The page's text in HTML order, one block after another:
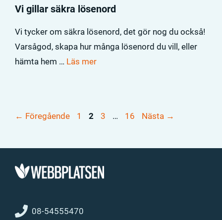
Vi gillar säkra lösenord
Vi tycker om säkra lösenord, det gör nog du också!
Varsågod, skapa hur många lösenord du vill, eller
hämta hem … Läs mer
← Föregående Sida
1 Sida
2 Sida
3 … Sida
16 Nästa →
08-54555470